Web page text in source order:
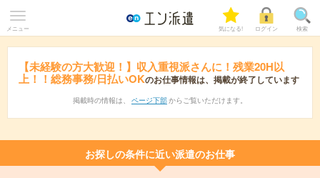
メニュー 気になる! ログイン 検索
【未経験の方大歓迎！】収入重視派さんに！残業20H以
上！！総務事務/日払いOKのお仕事情報は、掲載が終了しています
掲載時の情報は、 ページ下部 からご覧いただけます。
お探しの条件に近い派遣のお仕事